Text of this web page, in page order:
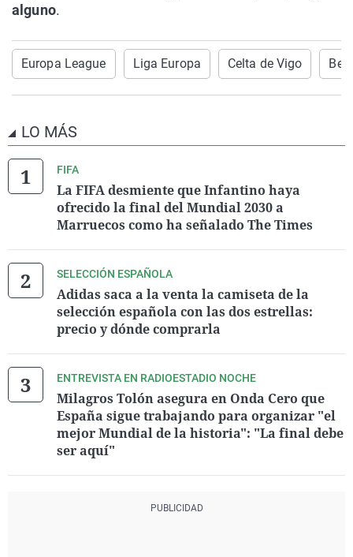
alguno.
Europa League Liga Europa Celta de Vigo
LO MÁS
FIFA
La FIFA desmiente que Infantino haya
ofrecido la final del Mundial 2030 a
Marruecos como ha señalado The Times
SELECCIÓN ESPAÑOLA
Adidas saca a la venta la camiseta de la
selección española con las dos estrellas:
precio y dónde comprarla
ENTREVISTA EN RADIOESTADIO NOCHE
Milagros Tolón asegura en Onda Cero que
España sigue trabajando para organizar "el
mejor Mundial de la historia": "La final debe
ser aquí"